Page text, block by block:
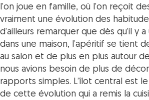
l’on joue en famille, où l’on reçoit
vraiment une évolution des
d’ailleurs remarquer que dès qu’il y
dans une maison, l’apéritif se tient
au salon et de plus en plus autour
nous avions besoin de plus de
rapports simples. L’îlot central est
de cette évolution qui a remis la